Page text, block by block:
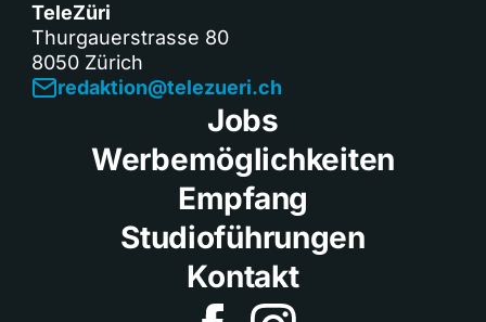
TeleZüri
Thurgauerstrasse 80
8050 Zürich
redaktion@telezueri.ch
Jobs
Werbemöglichkeiten
Empfang
Studioführungen
Kontakt